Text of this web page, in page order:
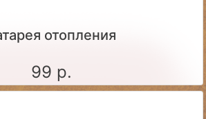
отопления
99 р.